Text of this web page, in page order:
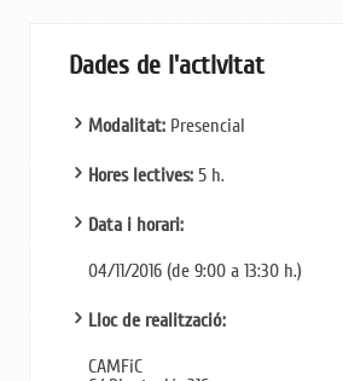
Dades de l'activitat
Modalitat: Presencial
Hores lectives: 5 h.
Data i horari:
04/11/2016 (de 9:00 a 13:30 h.)
Lloc de realització:
CAMFiC